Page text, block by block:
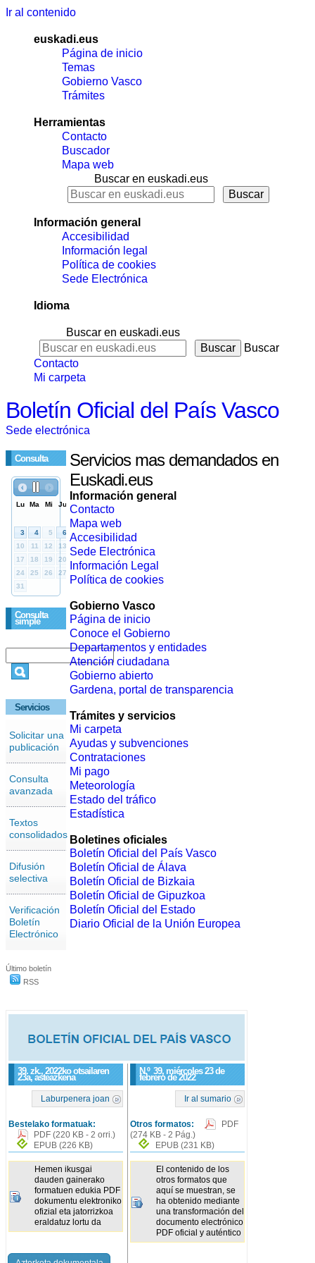
Ir al contenido
euskadi.eus
Página de inicio
Temas
Gobierno Vasco
Trámites
Herramientas
Contacto
Buscador
Mapa web
Buscar en euskadi.eus
Información general
Accesibilidad
Información legal
Política de cookies
Sede Electrónica
Idioma
Buscar en euskadi.eus
Buscar
Contacto
Mi carpeta
Boletín Oficial del País Vasco
Sede electrónica
Consulta
Consulta
simple
Servicios
Solicitar una
publicación
Consulta
avanzada
Textos
consolidados
Difusión
selectiva
Verificación
Boletín
Electrónico
Último boletín
RSS
39. zk., 2022ko otsailaren
23a, asteazkena
N.º 39, miércoles 23 de
febrero de 2022
Laburpenera joan
Bestelako formatuak:
PDF (220 KB - 2 orri.)
EPUB (226 KB)
Hemen ikusgai
dauden gainerako
formatuen edukia PDF
dokumentu elektroniko
ofizial eta jatorrizkoa
eraldatuz lortu da
Ir al sumario
Otros formatos:
PDF
(274 KB - 2 Pág.)
EPUB(231 KB)
El contenido de los
otros formatos que
aquí se muestran, se
ha obtenido mediante
una transformación del
documento electrónico
PDF oficial y auténtico
Servicios mas demandados en
Euskadi.eus
Información general
Contacto
Mapa web
Accesibilidad
Sede Electrónica
Información Legal
Política de cookies
Gobierno Vasco
Página de inicio
Conoce el Gobierno
Departamentos y entidades
Atención ciudadana
Gobierno abierto
Gardena, portal de transparencia
Trámites y servicios
Mi carpeta
Ayudas y subvenciones
Contrataciones
Mi pago
Meteorología
Estado del tráfico
Estadística
Boletines oficiales
Boletín Oficial del País Vasco
Boletín Oficial de Álava
Boletín Oficial de Bizkaia
Boletín Oficial de Gipuzkoa
Boletín Oficial del Estado
Diario Oficial de la Unión Europea